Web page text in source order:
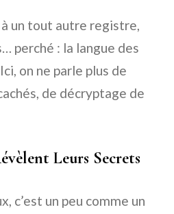
un tout autre registre,
perché : la langue des
on ne parle plus de
de décryptage de
Leurs Secrets
c’est un peu comme un